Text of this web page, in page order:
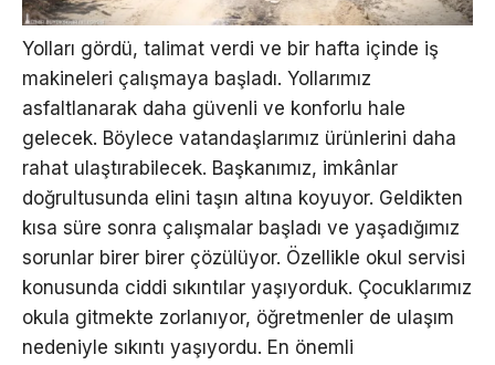
Yolları gördü, talimat verdi ve bir hafta içinde iş
makineleri çalışmaya başladı. Yollarımız
asfaltlanarak daha güvenli ve konforlu hale
gelecek. Böylece vatandaşlarımız ürünlerini daha
rahat ulaştırabilecek. Başkanımız, imkânlar
doğrultusunda elini taşın altına koyuyor. Geldikten
kısa süre sonra çalışmalar başladı ve yaşadığımız
sorunlar birer birer çözülüyor. Özellikle okul servisi
konusunda ciddi sıkıntılar yaşıyorduk. Çocuklarımız
okula gitmekte zorlanıyor, öğretmenler de ulaşım
nedeniyle sıkıntı yaşıyordu. En önemli